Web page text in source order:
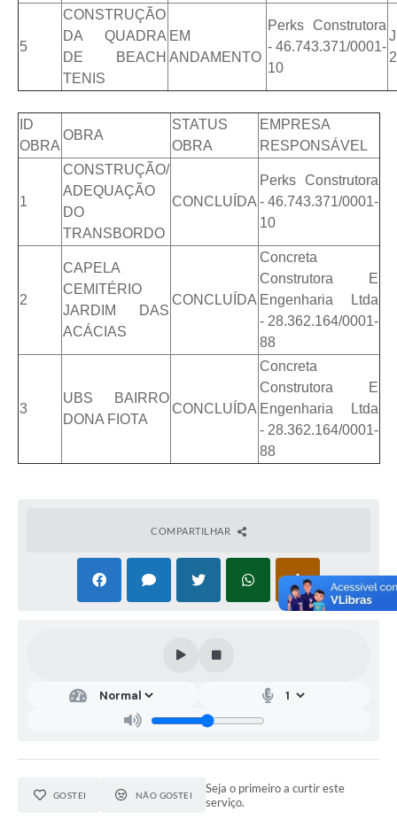
5
CONSTRUÇÃO
DA QUADRA
DE BEACH
TENIS
EM
ANDAMENTO
Perks Construtora
- 46.743.371/0001-
10
ID
OBRA
OBRA
STATUS
OBRA
EMPRESA
RESPONSÁVEL
1
CONSTRUÇÃO/
ADEQUAÇÃO
DO
TRANSBORDO
CONCLUÍDA
Perks Construtora
- 46.743.371/0001-
10
2
CAPELA
CEMITÉRIO
JARDIM DAS
ACÁCIAS
CONCLUÍDA
Concreta
Construtora E
Engenharia Ltda
- 28.362.164/0001-
88
3
UBS BAIRRO
DONA FIOTA
CONCLUÍDA
Concreta
Construtora E
Engenharia Ltda
- 28.362.164/0001-
88
COMPARTILHAR
GOSTEI NÃO GOSTEI
Seja o primeiro a curtir este
serviço.